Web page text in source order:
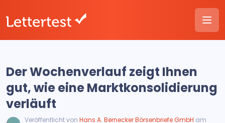
Der Wochenverlauf zeigt Ihnen
gut, wie eine Marktkonsolidierung
verläuft
Veröffentlicht vonHans A. Bernecker Börsenbriefe GmbH am